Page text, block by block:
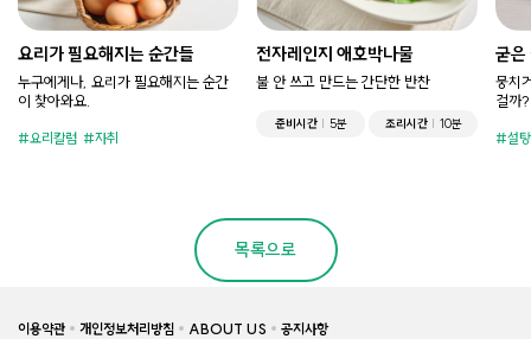
요리가 필요해지는 순간들
누구에게나, 요리가 필요해지는 순간
이 찾아와요.
요리칼럼 자취
전자레인지 애호박나물
불 안 쓰고 만드는 간단한 반찬
준비시간 5분 조리시간 10분
굳은
뭉치
걸까?
설탕
목록으로
이용약관 개인정보처리방침 ABOUT US 공지사항